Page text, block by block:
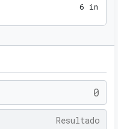
6 in